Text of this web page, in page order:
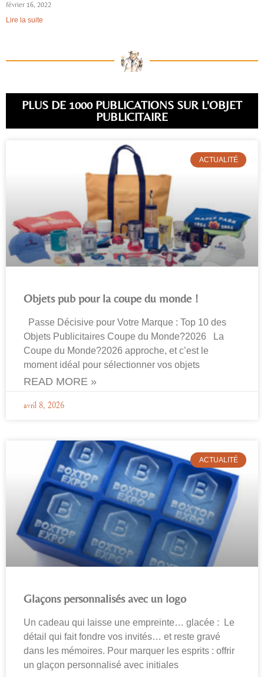
février 16, 2022
Lire la suite
PLUS DE 1000 PUBLICATIONS SUR L'OBJET
PUBLICITAIRE
ACTUALITÉ
Objets pub pour la coupe du monde !
Passe Décisive pour Votre Marque : Top 10 des
Objets Publicitaires Coupe du Monde?2026 La
Coupe du Monde?2026 approche, et c’est le
moment idéal pour sélectionner vos objets
READ MORE »
avril 8, 2026
ACTUALITÉ
Glaçons personnalisés avec un logo
Un cadeau qui laisse une empreinte… glacée : Le
détail qui fait fondre vos invités… et reste gravé
dans les mémoires. Pour marquer les esprits : offrir
un glaçon personnalisé avec initiales